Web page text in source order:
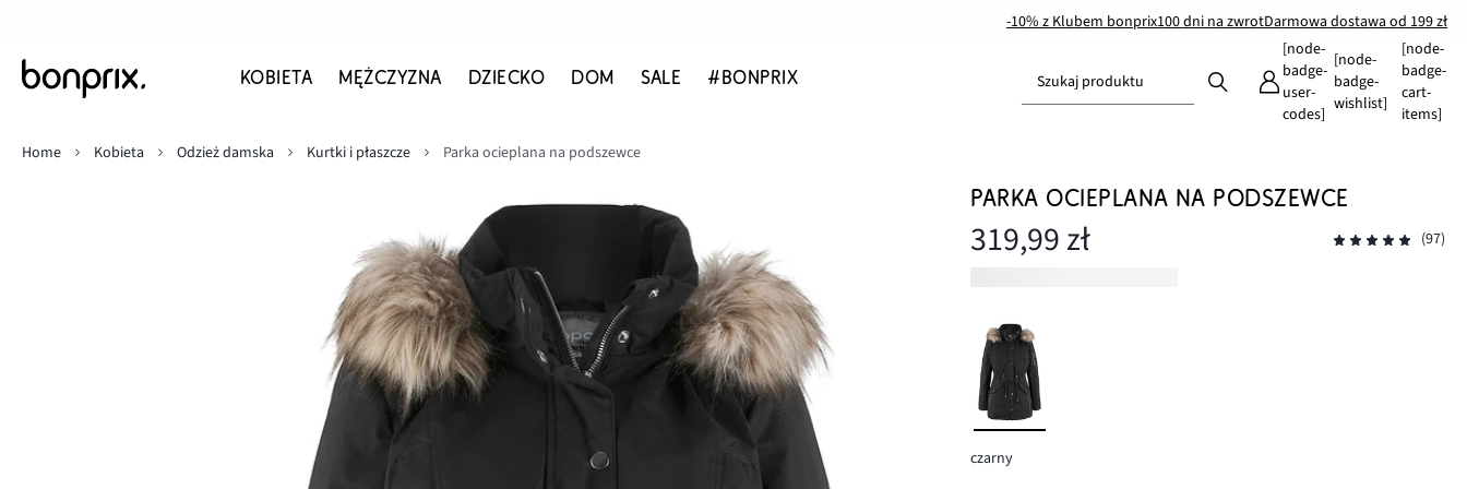
-10% z Klubem bonprix100 dni na zwrotDarmowa dostawa od 199 zł
KOBIETA MĘŻCZYZNA DZIECKO DOM SALE #BONPRIX Szukaj produktu
[node-
badge-
user-
codes]
[node-
badge-
wishlist]
[node-
badge-
cart-
items]
Home
Kobieta Odzież damska Kurtki i płaszcze Parka ocieplana na podszewce
PARKA OCIEPLANA NA PODSZEWCE
319,99 zł (97)
czarny